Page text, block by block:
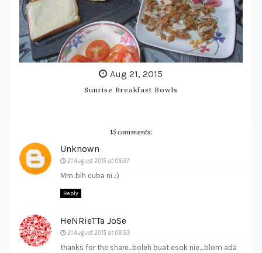
Aug 21, 2015
Sunrise Breakfast Bowls
15 comments:
Unknown
21 August 2015 at 08:37
Mm..blh cuba ni..:)
Reply
HeNRieTTa JoSe
21 August 2015 at 08:53
thanks for the share...boleh buat esok nie....blom ada